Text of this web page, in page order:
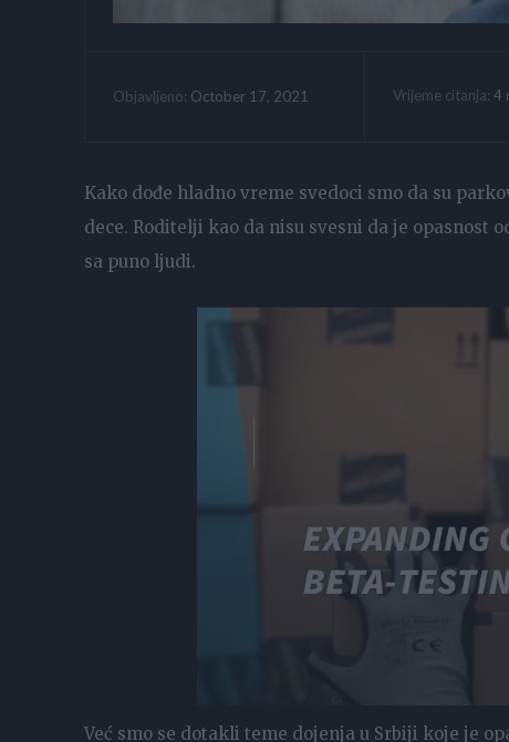
Objavljeno: October 17, 2021 Vrijeme citanja: 4
Kako dođe hladno vreme svedoci smo da su
dece. Roditelji kao da nisu svesni da je opasnost
sa puno ljudi.
Već smo se dotakli teme dojenja u Srbiji koje je